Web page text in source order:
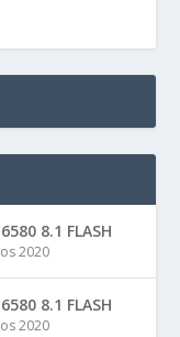
8.1 FLASH
2020
8.1 FLASH
2020